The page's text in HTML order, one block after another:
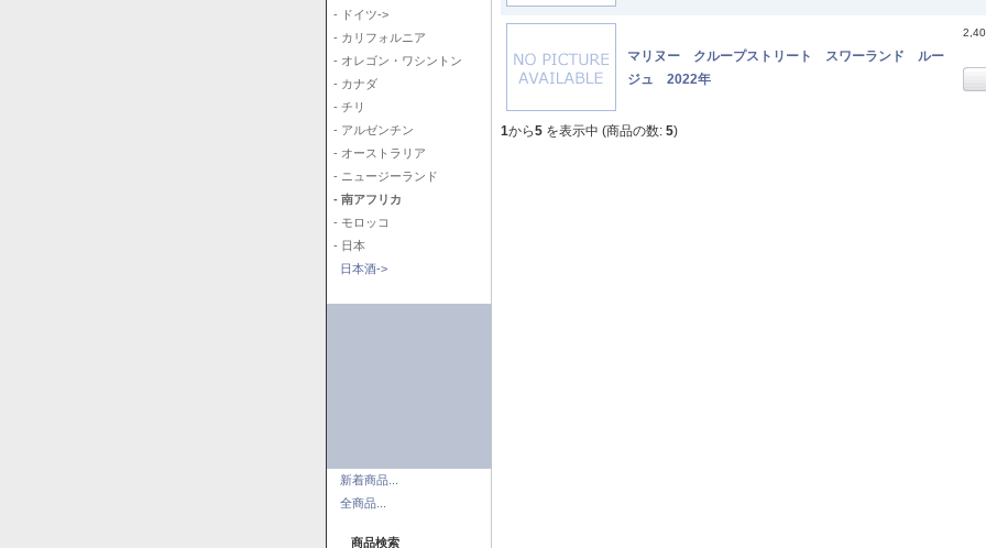
- ドイツ->
- カリフォルニア
- オレゴン・ワシントン
- カナダ
- チリ
- アルゼンチン
- オーストラリア
- ニュージーランド
- 南アフリカ
- モロッコ
- 日本
日本酒->
新着商品...
全商品...
商品検索
マリヌー クループストリート スワーランド ルー
ジュ 2022年
1から5 を表示中 (商品の数: 5)